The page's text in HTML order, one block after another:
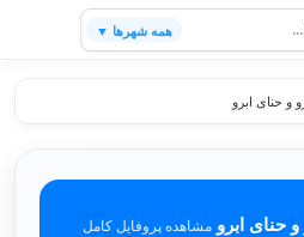
همه شهرها ▼
و حنای ابرو
حنای ابرو مشاهده پروفایل کامل